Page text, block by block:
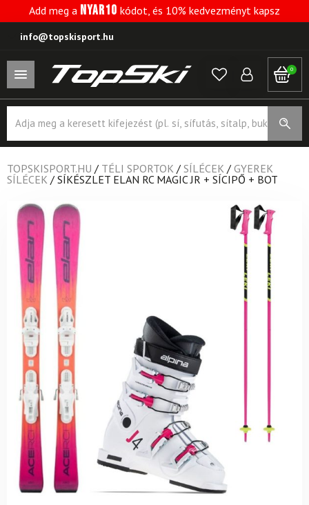
Add meg a NYAR10 kódot, és 10% kedvezményt kapsz
info@topskisport.hu
0
search
TOPSKISPORT.HU / TÉLI SPORTOK / SÍLÉCEK / GYEREK
SÍLÉCEK / SÍKÉSZLET ELAN RC MAGIC JR + SÍCIPŐ + BOT